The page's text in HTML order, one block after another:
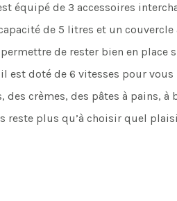
équipé de 3 accessoires
de 5 litres et un
de rester bien en place
est doté de 6 vitesses pour
des crèmes, des pâtes à pains,
reste plus qu’à choisir quel